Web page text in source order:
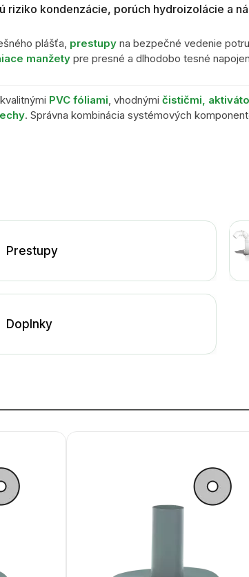
kondenzácie, porúch hydroizolácie a
plášťa, prestupy na bezpečné vedenie
manžety pre presné a dlhodobo tesné
PVC fóliami, vhodnými čističmi,
. Správna kombinácia systémových
Prestupy
Doplnky